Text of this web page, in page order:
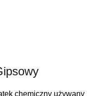
chemiczny używany